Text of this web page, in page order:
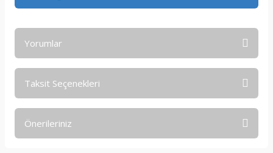
Yorumlar
Taksit Seçenekleri
Önerileriniz